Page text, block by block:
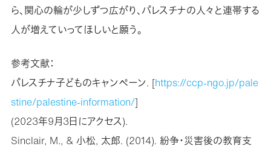
ら、関心の輪が少しずつ広がり、パレスチナの人々と連帯する
人が増えていってほしいと願う。
参考文献：
パレスチナ子どものキャンペーン. [https://ccp-ngo.jp/pale
stine/palestine-information/]
(2023年9月3日にアクセス).
Sinclair, M., & 小松, 太郎. (2014). 紛争・災害後の教育支